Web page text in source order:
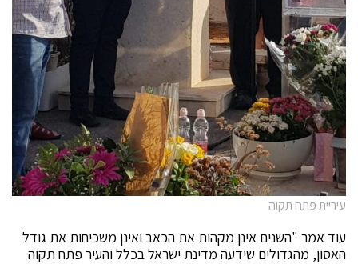
עיריית פתח תקוה
עוד אמר "השנים אינן מקהות את הכאב ואינן משכיחות את גודל
האסון, מהגדולים שידעה מדינת ישראל בכלל והעיר פתח תקוה